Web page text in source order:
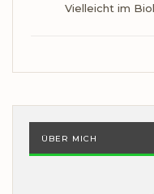
Vielleicht im
ÜBER MICH